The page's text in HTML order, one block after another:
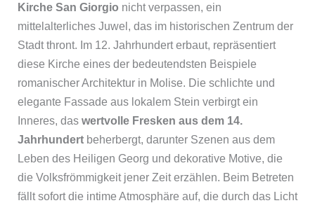
Kirche San Giorgio nicht verpassen, ein
mittelalterliches Juwel, das im historischen Zentrum der
Stadt thront. Im 12. Jahrhundert erbaut, repräsentiert
diese Kirche eines der bedeutendsten Beispiele
romanischer Architektur in Molise. Die schlichte und
elegante Fassade aus lokalem Stein verbirgt ein
Inneres, das wertvolle Fresken aus dem 14.
Jahrhundertbeherbergt, darunter Szenen aus dem
Leben des Heiligen Georg und dekorative Motive, die
die Volksfrömmigkeit jener Zeit erzählen. Beim Betreten
fällt sofort die intime Atmosphäre auf, die durch das Licht